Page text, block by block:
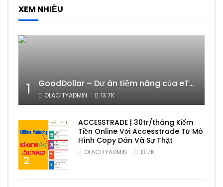
XEM NHIỀU
1 GoodDollar – Dự án tiềm năng của eToro có phải lừa đảo hay không?
OLACITYADMIN 13.7K
2
ACCESSTRADE | 30tr/tháng Kiếm
Tiền Online Với Accesstrade Từ Mô
Hình Copy Dán Và Sự Thật
OLACITYADMIN 13.7K